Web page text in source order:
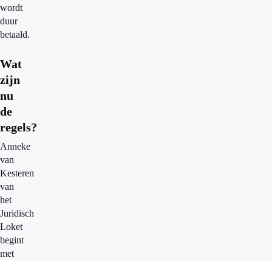
wordt
duur
betaald.
Wat
zijn
nu
de
regels?
Anneke
van
Kesteren
van
het
Juridisch
Loket
begint
met